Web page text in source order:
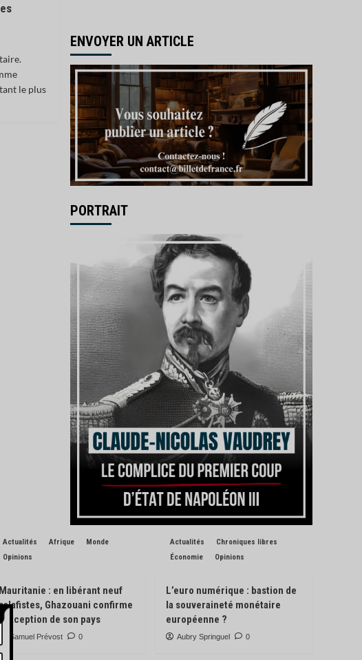
le plus
ENVOYER UN ARTICLE
PORTRAIT
Actualités Afrique
Monde
Opinions
Mauritanie : en libérant neuf
Ghazouani confirme
de son pays
Samuel Prévost 0
Actualités
Chroniques libres
Économie
Opinions
L’euro numérique : bastion de
la souveraineté monétaire
européenne ?
Aubry Springuel 0